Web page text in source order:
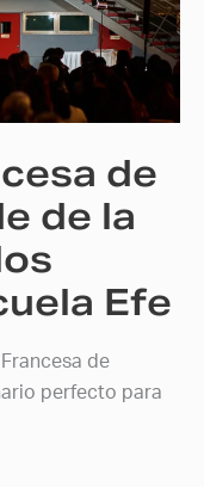
de
de la
Efe
de
perfecto para